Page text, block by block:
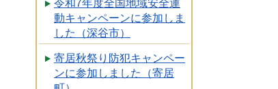
令和7年度全国地域安全運
動キャンペーンに参加しま
した（深谷市）
寄居秋祭り防犯キャンペー
ンに参加しました（寄居